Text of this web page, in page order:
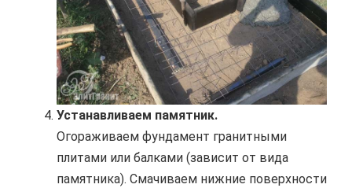
Устанавливаем памятник.
Огораживаем фундамент гранитными
плитами или балками (зависит от вида
памятника). Смачиваем нижние поверхности